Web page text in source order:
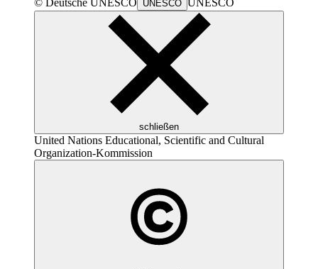
© Deutsche UNESCO UNESCO UNESCO
schließen
United Nations Educational, Scientific and Cultural
Organization-Kommission